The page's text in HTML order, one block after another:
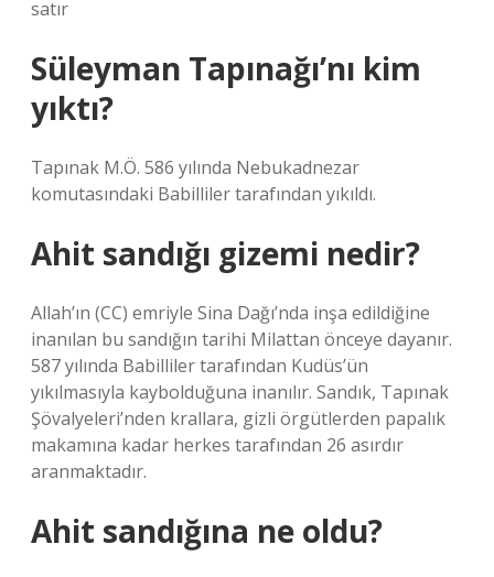
satır
Süleyman Tapınağı’nı kim
yıktı?
Tapınak M.Ö. 586 yılında Nebukadnezar
komutasındaki Babilliler tarafından yıkıldı.
Ahit sandığı gizemi nedir?
Allah’ın (CC) emriyle Sina Dağı’nda inşa edildiğine
inanılan bu sandığın tarihi Milattan önceye dayanır.
587 yılında Babilliler tarafından Kudüs’ün
yıkılmasıyla kaybolduğuna inanılır. Sandık, Tapınak
Şövalyeleri’nden krallara, gizli örgütlerden papalık
makamına kadar herkes tarafından 26 asırdır
aranmaktadır.
Ahit sandığına ne oldu?